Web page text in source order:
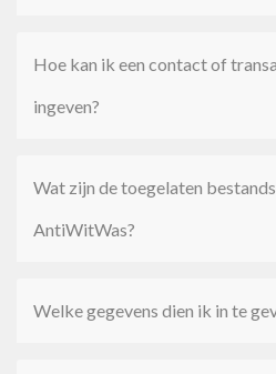
Hoe kan ik een contact of
ingeven?
Wat zijn de toegelaten
AntiWitWas?
Welke gegevens dien ik in te